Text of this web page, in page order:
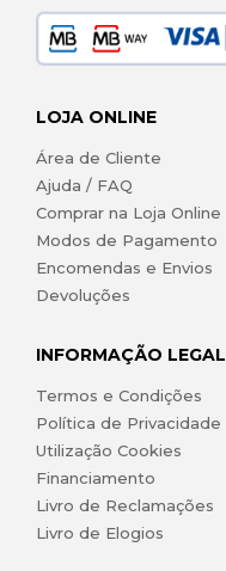
LOJA ONLINE
Área de Cliente
Ajuda / FAQ
Comprar na Loja Online
Modos de Pagamento
Encomendas e Envios
Devoluções
INFORMAÇÃO LEGAL
Termos e Condições
Política de Privacidade
Utilização Cookies
Financiamento
Livro de Reclamações
Livro de Elogios